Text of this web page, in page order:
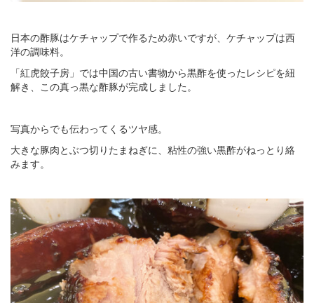
日本の酢豚はケチャップで作るため赤いですが、ケチャップは西
洋の調味料。
「紅虎餃子房」では中国の古い書物から黒酢を使ったレシピを紐
解き、この真っ黒な酢豚が完成しました。
写真からでも伝わってくるツヤ感。
大きな豚肉とぶつ切りたまねぎに、粘性の強い黒酢がねっとり絡
みます。